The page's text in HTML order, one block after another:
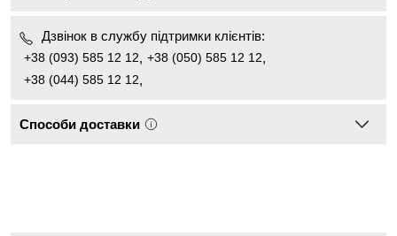
Дзвінок в службу підтримки клієнтів:
+38 (093) 585 12 12, +38 (050) 585 12 12,
+38 (044) 585 12 12,
Способи доставки